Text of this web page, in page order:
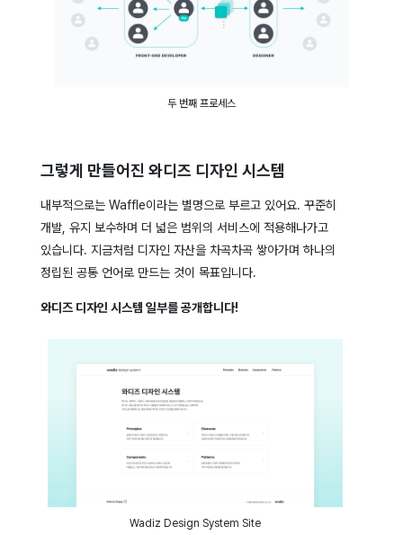
두 번째 프로세스
그렇게 만들어진 와디즈 디자인 시스템
내부적으로는 Waffle이라는 별명으로 부르고 있어요. 꾸준히
개발, 유지 보수하며 더 넓은 범위의 서비스에 적용해나가고
있습니다. 지금처럼 디자인 자산을 차곡차곡 쌓아가며 하나의
정립된 공통 언어로 만드는 것이 목표입니다.
와디즈 디자인 시스템 일부를 공개합니다!
Wadiz Design System Site